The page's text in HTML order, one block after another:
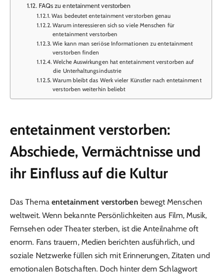
FAQs zu entetainment verstorben
Was bedeutet entetainment verstorben genau
Warum interessieren sich so viele Menschen für
entetainment verstorben
Wie kann man seriöse Informationen zu entetainment
verstorben finden
Welche Auswirkungen hat entetainment verstorben auf
die Unterhaltungsindustrie
Warum bleibt das Werk vieler Künstler nach entetainment
verstorben weiterhin beliebt
entetainment verstorben:
Abschiede, Vermächtnisse und
ihr Einfluss auf die Kultur
Das Thema entetainment verstorben bewegt Menschen
weltweit. Wenn bekannte Persönlichkeiten aus Film, Musik,
Fernsehen oder Theater sterben, ist die Anteilnahme oft
enorm. Fans trauern, Medien berichten ausführlich, und
soziale Netzwerke füllen sich mit Erinnerungen, Zitaten und
emotionalen Botschaften. Doch hinter dem Schlagwort